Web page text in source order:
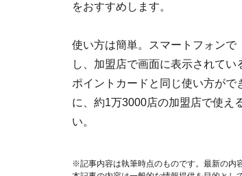
をおすすめします。
使い方は簡単。スマートフォンで
し、加盟店で画面に表示されてい
ポイントカードと同じ使い方が
に、約1万3000店の加盟店で使え
い。
※記事内容は執筆時点のものです。最新の内